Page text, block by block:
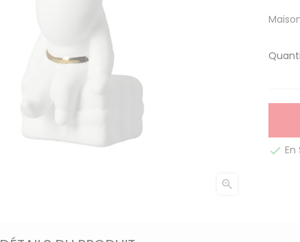

 En